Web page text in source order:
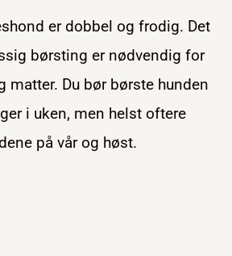
er dobbel og frodig. Det
børsting er nødvendig for
matter. Du bør børste hunden
i uken, men helst oftere
på vår og høst.